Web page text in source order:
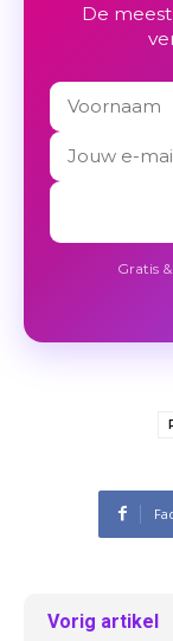
De
Gratis
Vorig artikel